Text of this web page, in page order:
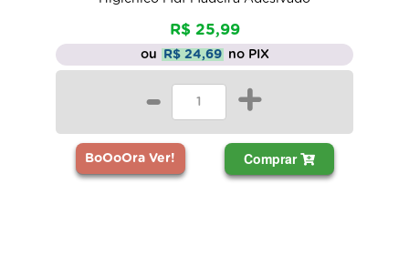
R$ 25,99
ou R$ 24,69 no PIX
- +
BoOoOra Ver! Comprar